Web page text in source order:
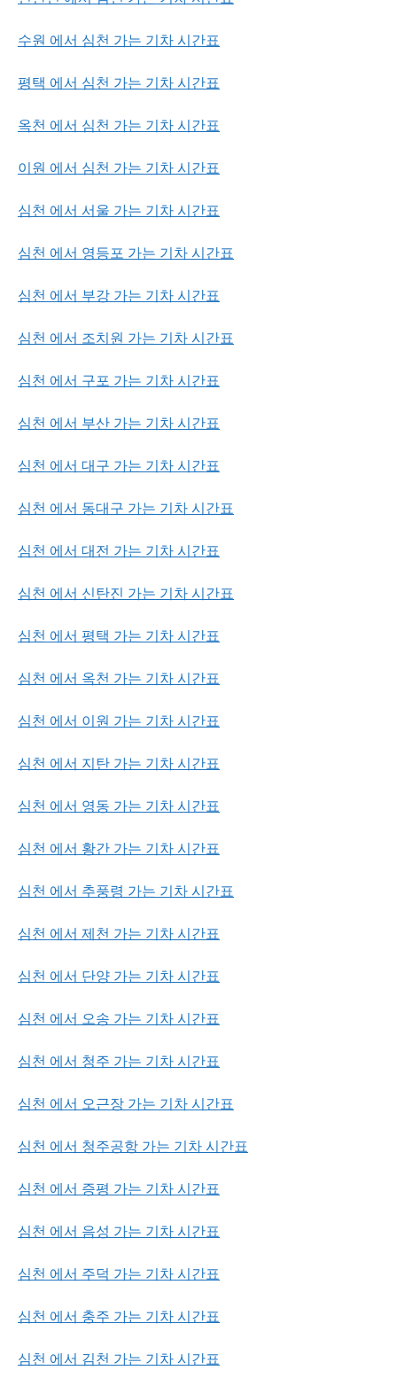
수원 에서 심천 가는 기차 시간표
평택 에서 심천 가는 기차 시간표
옥천 에서 심천 가는 기차 시간표
이원 에서 심천 가는 기차 시간표
심천 에서 서울 가는 기차 시간표
심천 에서 영등포 가는 기차 시간표
심천 에서 부강 가는 기차 시간표
심천 에서 조치원 가는 기차 시간표
심천 에서 구포 가는 기차 시간표
심천 에서 부산 가는 기차 시간표
심천 에서 대구 가는 기차 시간표
심천 에서 동대구 가는 기차 시간표
심천 에서 대전 가는 기차 시간표
심천 에서 신탄진 가는 기차 시간표
심천 에서 평택 가는 기차 시간표
심천 에서 옥천 가는 기차 시간표
심천 에서 이원 가는 기차 시간표
심천 에서 지탄 가는 기차 시간표
심천 에서 영동 가는 기차 시간표
심천 에서 황간 가는 기차 시간표
심천 에서 추풍령 가는 기차 시간표
심천 에서 제천 가는 기차 시간표
심천 에서 단양 가는 기차 시간표
심천 에서 오송 가는 기차 시간표
심천 에서 청주 가는 기차 시간표
심천 에서 오근장 가는 기차 시간표
심천 에서 청주공항 가는 기차 시간표
심천 에서 증평 가는 기차 시간표
심천 에서 음성 가는 기차 시간표
심천 에서 주덕 가는 기차 시간표
심천 에서 충주 가는 기차 시간표
심천 에서 김천 가는 기차 시간표